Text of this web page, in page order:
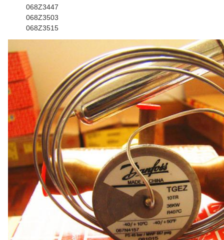
068Z3447
068Z3503
068Z3515